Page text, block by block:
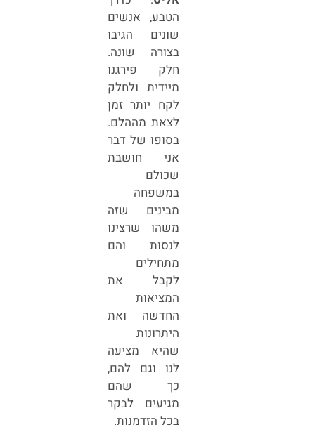
הטבע, אנשים
שונים הגיבו
בצורה שונה.
חלק פירגנו
מיידית ולחלק
לקח יותר זמן
לצאת מההלם.
בסופו של דבר
אני חושבת
שכולם
במשפחה
מבינים שזה
משהו שרצינו
לנסות והם
מתחילים
לקבל את
המציאות
החדשה ואת
היתרונות
שהיא מציעה
לנו וגם להם,
כך שהם
מגיעים לבקר
בכל הזדמנות.